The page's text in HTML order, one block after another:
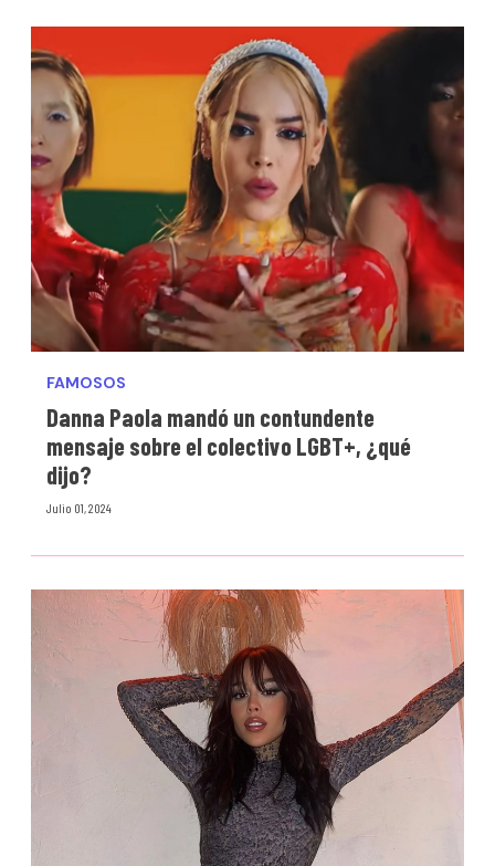
FAMOSOS
Danna Paola mandó un contundente
mensaje sobre el colectivo LGBT+, ¿qué
dijo?
Julio 01, 2024